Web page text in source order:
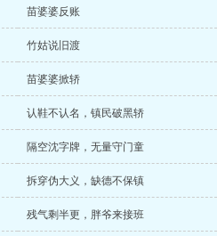
苗婆婆反账
竹姑说旧渡
苗婆婆掀轿
认鞋不认名，镇民破黑轿
隔空沈字牌，无量守门童
拆穿伪大义，缺德不保镇
残气剩半更，胖爷来接班